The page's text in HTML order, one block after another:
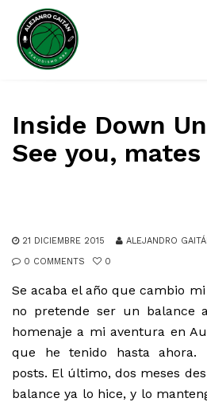
Inside Down
See you, mates
21 DICIEMBRE 2015 ALEJANDRO
0 COMMENTS
0
Se acaba el año que cambio mi
no pretende ser un balance
homenaje a mi aventura en
que he tenido hasta ahora.
posts. El último, dos meses
balance ya lo hice, y lo